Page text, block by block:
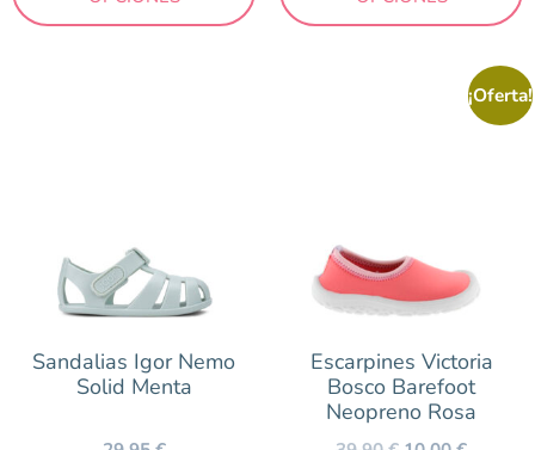
Sandalias Igor Nemo
Solid Menta
¡Oferta!
Escarpines Victoria
Bosco Barefoot
Neopreno Rosa